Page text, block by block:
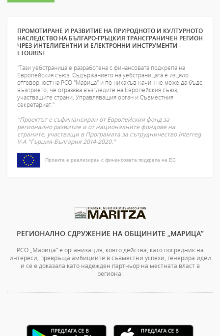
ПРОМОТИРАНЕ И РАЗВИТИЕ НА ПРИРОДНОТО И КУЛТУРНОТО
НАСЛЕДСТВО НА БЪЛГАРО-ГРЪЦКИЯ ТРАНСГРАНИЧЕН РЕГИОН
ЧРЕЗ ИНТЕЛИГЕНТНИ И ЕЛЕКТРОННИ ИНСТРУМЕНТИ -
ETOURIST
"Тази уебстраница е разработена с финансовата подкрепа на
Европейския съюз. Съдържанието на уебстраницата е изцяло
отговорност на РСО "Марица" и по никакъв начин не може да бъде
възприето, че отразява възгледите на Европейския съюз,
участващите страни, Управляващия орган и Съвместния
секретариат."
"Проектът е съфинансиран от Европейския фонд за
регионално развитие и от националните фондове на
страните, участващи в Програмата за сътрудничество Interreg
V-A "Гърция-България 2014-2020."
Проекта е реализиран с финансовата подкрепа на ЕС
РЕГИОНАЛНО СДРУЖЕНИЕ НА ОБЩИНИТЕ „МАРИЦА”
РСО „Марица” е организация, която действа, като посредник на
интереси, превръща амбициите в съвместни успехи, генерира идеи
и се е доказала като надежден партньор на местната власт в
региона.